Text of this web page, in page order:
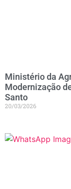
Ministério da
Modernização
Santo
20/03/2026